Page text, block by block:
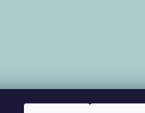
Sledovat na Instagramu